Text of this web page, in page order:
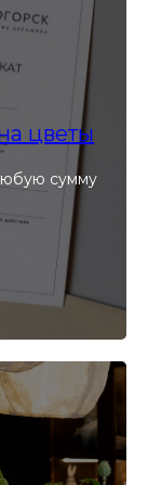
цветы
сумму